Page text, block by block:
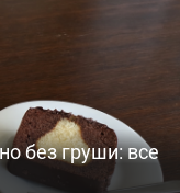
без груши: все